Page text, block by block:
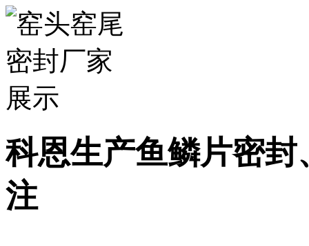
科恩生产鱼鳞片密
注